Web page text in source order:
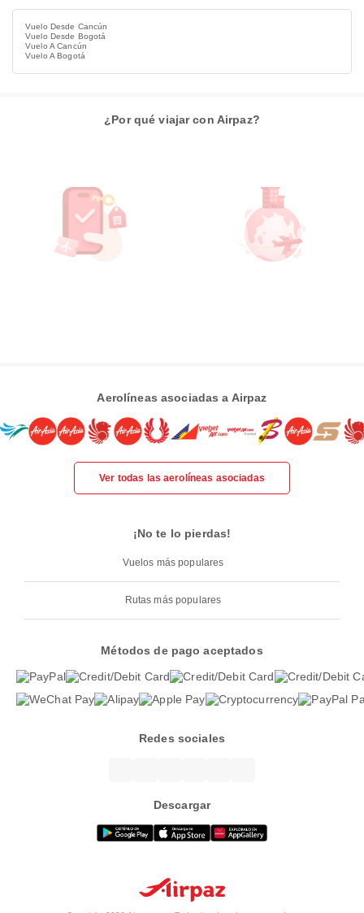
Vuelo Desde Cancún
Vuelo Desde Bogotá
Vuelo A Cancún
Vuelo A Bogotá
¿Por qué viajar con Airpaz?
Aerolíneas asociadas a Airpaz
Ver todas las aerolíneas asociadas
¡No te lo pierdas!
Vuelos más populares
Rutas más populares
Métodos de pago aceptados
Redes sociales
Descargar